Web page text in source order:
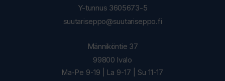
Y-tunnus 3605673-5
suutariseppo@suutariseppo.fi
Männiköntie 37
99800 Ivalo
Ma-Pe 9-19 | La 9-17 | Su 11-17